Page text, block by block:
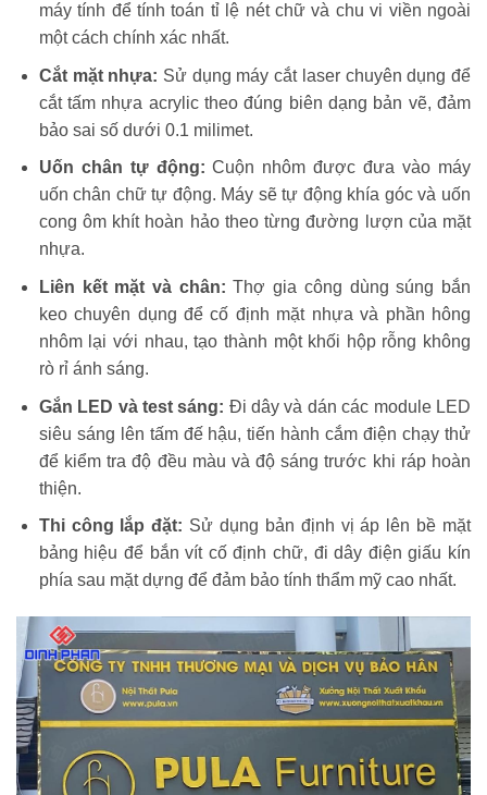
máy tính để tính toán tỉ lệ nét chữ và chu vi viền ngoài
một cách chính xác nhất.
Cắt mặt nhựa: Sử dụng máy cắt laser chuyên dụng để
cắt tấm nhựa acrylic theo đúng biên dạng bản vẽ, đảm
bảo sai số dưới 0.1 milimet.
Uốn chân tự động: Cuộn nhôm được đưa vào máy
uốn chân chữ tự động. Máy sẽ tự động khía góc và uốn
cong ôm khít hoàn hảo theo từng đường lượn của mặt
nhựa.
Liên kết mặt và chân: Thợ gia công dùng súng bắn
keo chuyên dụng để cố định mặt nhựa và phần hông
nhôm lại với nhau, tạo thành một khối hộp rỗng không
rò rỉ ánh sáng.
Gắn LED và test sáng: Đi dây và dán các module LED
siêu sáng lên tấm đế hậu, tiến hành cắm điện chạy thử
để kiểm tra độ đều màu và độ sáng trước khi ráp hoàn
thiện.
Thi công lắp đặt: Sử dụng bản định vị áp lên bề mặt
bảng hiệu để bắn vít cố định chữ, đi dây điện giấu kín
phía sau mặt dựng để đảm bảo tính thẩm mỹ cao nhất.